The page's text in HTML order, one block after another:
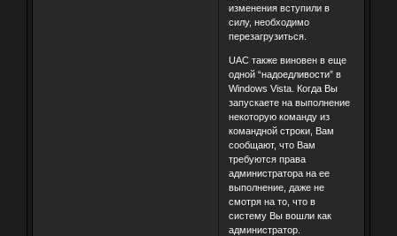
изменения вступили в
силу, необходимо
перезагрузиться.
UAC также виновен в еще
одной “надоедливости” в
Windows Vista. Когда Вы
запускаете на выполнение
некоторую команду из
командной строки, Вам
сообщают, что Вам
требуются права
администратора на ее
выполнение, даже не
смотря на то, что в
систему Вы вошли как
администратор.